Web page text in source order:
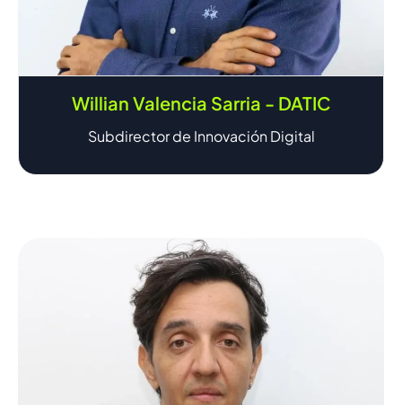
Willian Valencia Sarria - DATIC
Subdirector de Innovación Digital